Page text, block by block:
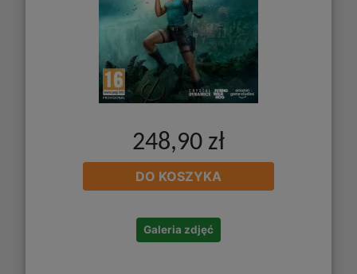
248,90 zł
DO KOSZYKA
Galeria zdjęć